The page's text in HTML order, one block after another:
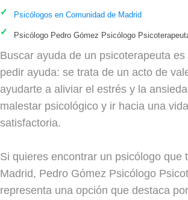
Psicólogos en Comunidad de Madrid
Psicólogo Pedro Gómez Psicólogo
Buscar ayuda de un psicoterapeuta
pedir ayuda: se trata de un acto de
ayudarte a aliviar el estrés y la
malestar psicológico y ir hacia una
satisfactoria.
Si quieres encontrar un psicólogo que
Madrid, Pedro Gómez Psicólogo
representa una opción que destaca